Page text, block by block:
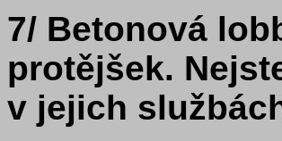
7/ Betonová
protějšek.
v jejich